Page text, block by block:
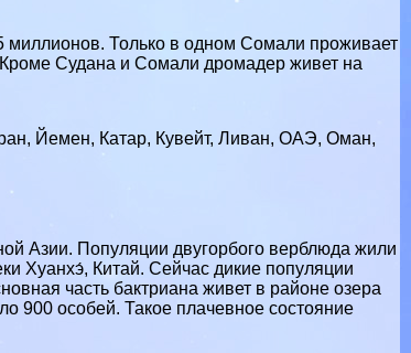
Только в одном Сомали проживает
Судана и Сомали дромадер живет на
Йемен, Катар, Кувейт, Ливан, ОАЭ, Оман,
Азии. Популяции двугорбого верблюда жили
Хуанхэ́, Китай. Сейчас дикие популяции
часть бактриана живет в районе озера
900 особей. Такое плачевное состояние